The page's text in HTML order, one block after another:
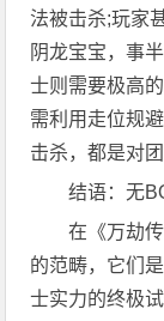
法被击杀;玩家
阴龙宝宝，事
士则需要极高
需利用走位规
击杀，都是对
结语：无
在《万劫传
的范畴，它们
士实力的终极